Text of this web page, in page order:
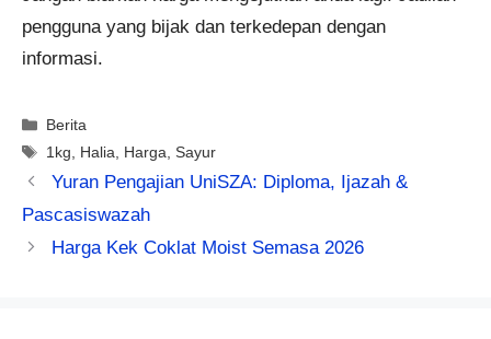
pengguna yang bijak dan terkedepan dengan
informasi.
Categories
Berita
Tags
1kg, Halia, Harga,Sayur
Yuran Pengajian UniSZA: Diploma, Ijazah &
Pascasiswazah
Harga Kek Coklat Moist Semasa 2026